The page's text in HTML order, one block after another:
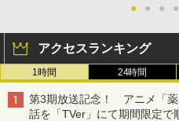
● ● ● ●
アクセスランキング
1時間 24時間
第3期放送記念！ アニメ「薬
話を「TVer」にて期間限定で